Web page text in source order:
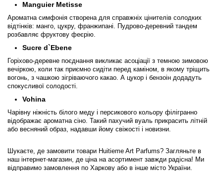
Manguier Metisse
Ароматна симфонія створена для справжніх цінителів солодких
відтінків: манго, цукру, франжипані. Пудрово-деревний тандем
розбавляє фруктову феєрію.
Sucre d`Ebene
Горіхово-деревне поєднання викликає асоціації з темною зимовою
вечіркою, коли так приємно сидіти перед каміном, в якому тріщить
вогонь, з чашкою зігріваючого какао. А цукор і бензоін додадуть
спокусливої солодості.
Vohina
Чарівну ніжність білого меду і персикового кольору філігранно
відображає ароматна сіно. Такий пахучий вуаль прикрасить літній
або весняний образ, надавши йому свіжості і новизни.
Шукаєте, де замовити товари Huitieme Art Parfums? Загляньте в
наш інтернет-магазин, де ціна на асортимент завжди радісна! Ми
відправимо замовлення по Харкову або в інше місто України.
Byredo
Cacharel
Cafe Parfums
Cale Fragranze d'Autore
Calvin Klein
Canali